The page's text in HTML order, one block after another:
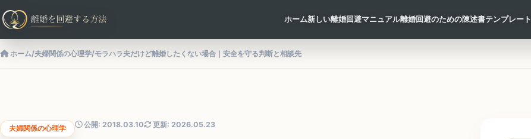
ホーム新しい離婚回避マニュアル離婚回避のための陳述書テンプレート
ホーム/夫婦関係の心理学/モラハラ夫だけど離婚したくない場合｜安全を守る判断と相談先
夫婦関係の心理学 公開: 2018.03.10 更新: 2026.05.23